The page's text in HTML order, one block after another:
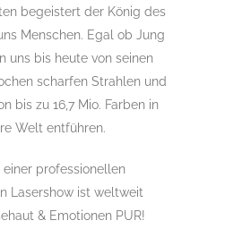
begeistert der König des
Menschen. Egal ob Jung
uns bis heute von seinen
scharfen Strahlen und
bis zu 16,7 Mio. Farben in
Welt entführen.
einer professionellen
Lasershow ist weltweit
& Emotionen PUR!